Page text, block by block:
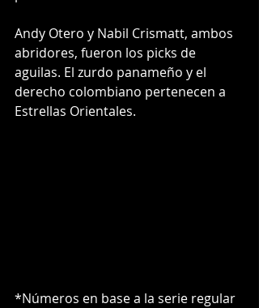
Andy Otero y Nabil Crismatt, ambos
abridores, fueron los picks de
aguilas. El zurdo panameño y el
derecho colombiano pertenecen a
Estrellas Orientales.
*Números en base a la serie regular